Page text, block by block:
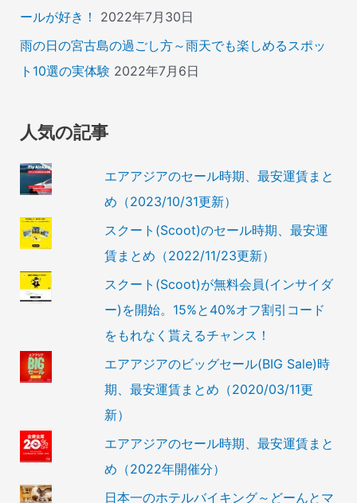
ールが好き！
2022年7月30日
雨の日の宮古島の過ごし方～雨天でも楽しめるスポッ
ト10選の実体験 2022年7月6日
人気の記事
エアアジアのセール時期、最安運賃まと
め（2023/10/31更新）
スクート(Scoot)のセール時期、最安運
賃まとめ（2022/11/23更新）
スクート(Scoot)が無料会員(インサイダ
ー)を開始。15%と40%オフ割引コード
をもれなく貰えるチャンス！
エアアジアのビッグセール(BIG Sale)時
期、最安運賃まとめ（2020/03/11更
新）
エアアジアのセール時期、最安運賃まと
め（2022年開催分）
日本一のホテルバイキング～どーんとマ